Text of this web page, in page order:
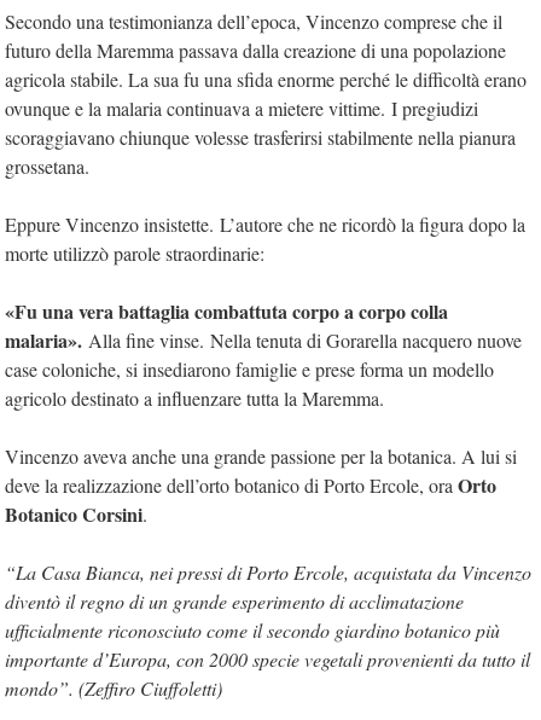
Secondo una testimonianza dell’epoca, Vincenzo comprese che il
futuro della Maremma passava dalla creazione di una popolazione
agricola stabile. La sua fu una sfida enorme perché le difficoltà erano
ovunque e la malaria continuava a mietere vittime. I pregiudizi
scoraggiavano chiunque volesse trasferirsi stabilmente nella pianura
grossetana.
Eppure Vincenzo insistette. L’autore che ne ricordò la figura dopo la
morte utilizzò parole straordinarie:
«Fu una vera battaglia combattuta corpo a corpo colla
malaria». Alla fine vinse. Nella tenuta di Gorarella nacquero nuove
case coloniche, si insediarono famiglie e prese forma un modello
agricolo destinato a influenzare tutta la Maremma.
Vincenzo aveva anche una grande passione per la botanica. A lui si
deve la realizzazione dell’orto botanico di Porto Ercole, ora Orto
Botanico Corsini.
“La Casa Bianca, nei pressi di Porto Ercole, acquistata da Vincenzo
diventò il regno di un grande esperimento di acclimatazione
ufficialmente riconosciuto come il secondo giardino botanico più
importante d’Europa, con 2000 specie vegetali provenienti da tutto il
mondo”. (Zeffiro Ciuffoletti)